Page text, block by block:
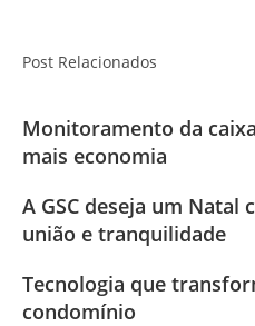
Post Relacionados
Monitoramento da
mais economia
A GSC deseja um Natal
união e tranquilidade
Tecnologia que
condomínio